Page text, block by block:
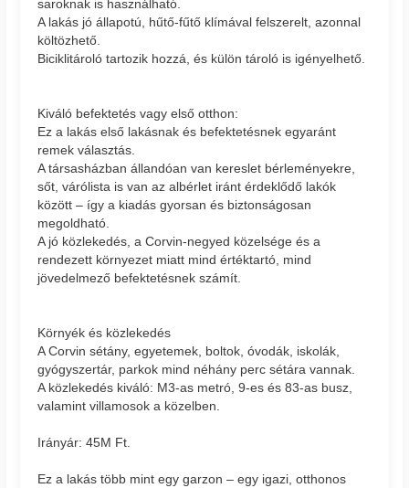
saroknak is használható.
A lakás jó állapotú, hűtő-fűtő klímával felszerelt, azonnal
költözhető.
Biciklitároló tartozik hozzá, és külön tároló is igényelhető.
Kiváló befektetés vagy első otthon:
Ez a lakás első lakásnak és befektetésnek egyaránt
remek választás.
A társasházban állandóan van kereslet bérleményekre,
sőt, várólista is van az albérlet iránt érdeklődő lakók
között – így a kiadás gyorsan és biztonságosan
megoldható.
A jó közlekedés, a Corvin-negyed közelsége és a
rendezett környezet miatt mind értéktartó, mind
jövedelmező befektetésnek számít.
Környék és közlekedés
A Corvin sétány, egyetemek, boltok, óvodák, iskolák,
gyógyszertár, parkok mind néhány perc sétára vannak.
A közlekedés kiváló: M3-as metró, 9-es és 83-as busz,
valamint villamosok a közelben.
Irányár: 45M Ft.
Ez a lakás több mint egy garzon – egy igazi, otthonos